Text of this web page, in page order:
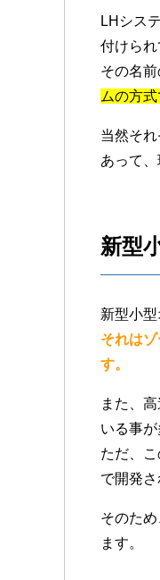
LHシス
付けられ
その名前
ムの方
当然そ
あって
新型
新型小
それは
す。
また、
いる事
ただ、
で開発さ
そのた
ます。